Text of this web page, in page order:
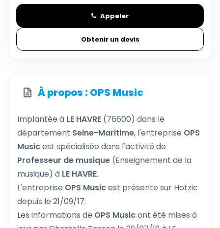
Appeler
Obtenir un devis
À propos : OPS Music
Implantée à LE HAVRE (76600) dans le
département Seine-Maritime, l'entreprise OPS
Musicest spécialisée dans l'activité de
Professeur de musique (Enseignement de la
musique) à LE HAVRE.
L'entreprise OPS Musicest présente sur Hotzic
depuis le 21/09/17.
Les informations de OPS Musicont été mises à